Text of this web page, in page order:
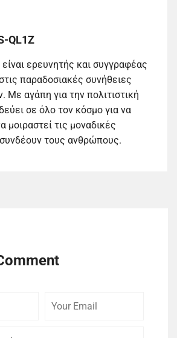
QL1Z
ερευνητής και συγγραφέας
παραδοσιακές συνήθειες
αγάπη για την πολιτιστική
σε όλο τον κόσμο για να
μοιραστεί τις μοναδικές
τους ανθρώπους.